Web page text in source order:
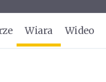
Wiara Wideo